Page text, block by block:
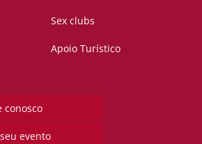
Sex clubs
Apoio Turístico
conosco
evento